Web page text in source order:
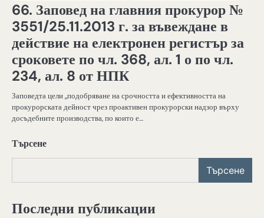
66. Заповед на главния прокурор №
3551/25.11.2013 г. за въвеждане в
действие на електронен регистър за
сроковете по чл. 368, ал. 1 о по чл.
234, ал. 8 от НПК
Заповедта цели „подобряване на срочността и ефективността на
прокурорската дейност чрез проактивен прокурорски надзор върху
досъдебните производства, по които е…
Търсене
Търсене
Последни публикации